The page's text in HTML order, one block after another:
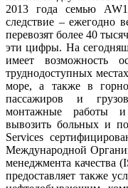
2013 года семью
следствие – ежегодно
перевозят более 40
эти цифры. На
имеет возможность
труднодоступных
море, а также в
пассажиров и
монтажные работы и
вывозить больных и
Services
Международной
менеджмента качества
предоставляет также